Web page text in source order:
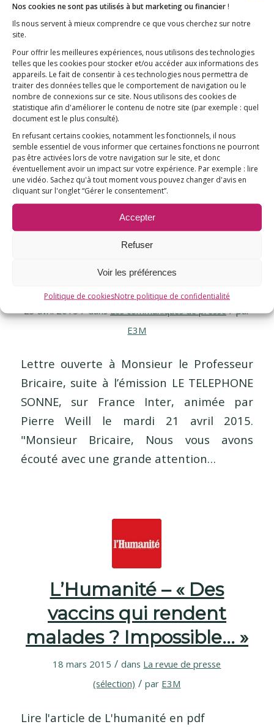
Nos cookies ne sont pas utilisés à but marketing ou financier !
Ils nous servent à mieux comprendre ce que vous cherchez sur notre
site.
Pour offrir les meilleures expériences, nous utilisons des technologies
telles que les cookies pour stocker et/ou accéder aux informations des
appareils. Le fait de consentir à ces technologies nous permettra de
traiter des données telles que le comportement de navigation ou le
nombre de connexions sur ce site. Nous utilisons des cookies de
statistique afin d'améliorer le contenu de notre site (par exemple : quel
document est le plus consulté).
En refusant certains cookies, notamment les fonctionnels, il nous
semble essentiel de vous informer que certaines fonctions ne pourront
pas être activées lors de votre navigation sur le site, et donc
éventuellement avoir un impact sur votre expérience. Par exemple : lire
une vidéo. Sachez qu'à tout moment vous pouvez changer d'avis en
cliquant sur l'onglet “Gérer le consentement”.
Accepter
Refuser
Voir les préférences
Politique de cookiesNotre politique de confidentialité
Vendredi 29 mai 2015 à 10h Hôtel
Campanile - 28 av du Gal De Gaulle -
Bagnolet La myofasciite à macrophages,
maladie neuromusculaire induite par les
sels d’aluminium contenus dans de
nombreux vaccins, a un…
Lettre ouverte à
Bricaire
23 avril 2015 / dansLes communiqués de presse / par
E3M
Lettre ouverte à Monsieur le Professeur
Bricaire, suite à l’émission LE TELEPHONE
SONNE, sur France Inter, animée par
Pierre Weill le mardi 21 avril 2015.
"Monsieur Bricaire, Nous vous avons
écouté avec une grande attention…
L’Humanité – « Des
vaccins qui rendent
malades ? Impossible… »
18 mars 2015 / dans La revue de presse
(sélection) / par E3M
Lire l'article de L'humanité en pdf